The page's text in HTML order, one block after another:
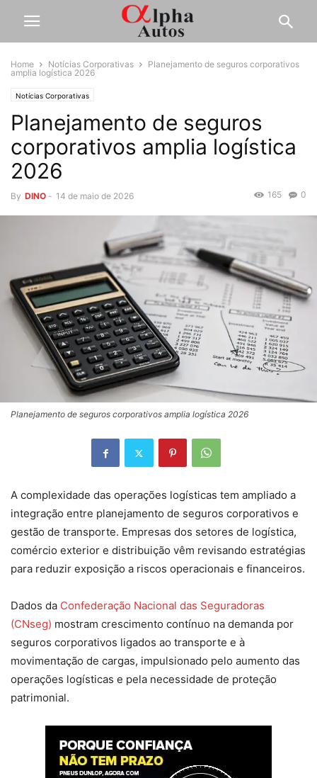
Home Notícias Corporativas
Planejamento de seguros corporativos
amplia logística 2026
Notícias Corporativas
Planejamento de seguros
corporativos amplia logística
2026
By DINO - 14 de maio de 2026 0
165
Planejamento de seguros corporativos amplia logística 2026
A complexidade das operações logísticas tem ampliado a
integração entre planejamento de seguros corporativos e
gestão de transporte. Empresas dos setores de logística,
comércio exterior e distribuição vêm revisando estratégias
para reduzir exposição a riscos operacionais e financeiros.
Dados da Confederação Nacional das Seguradoras
(CNseg) mostram crescimento contínuo na demanda por
seguros corporativos ligados ao transporte e à
movimentação de cargas, impulsionado pelo aumento das
operações logísticas e pela necessidade de proteção
patrimonial.